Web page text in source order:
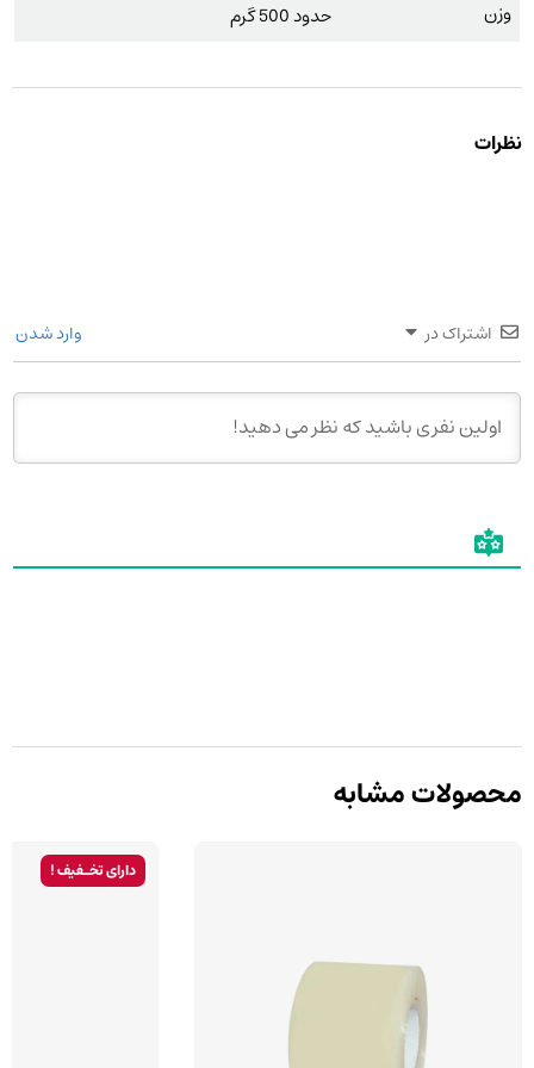
وزن حدود 500 گرم
نظرات
اشتراک در وارد شدن
محصولات مشابه
دارای تخـفیف !